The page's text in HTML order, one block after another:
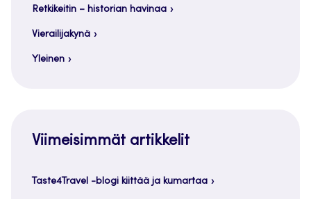
Retkikeitin – historian havinaa
Vierailijakynä
Yleinen
Viimeisimmät artikkelit
Taste4Travel -blogi kiittää ja kumartaa